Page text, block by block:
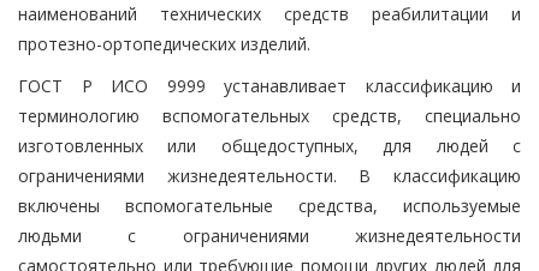
наименований технических средств реабилитации и
протезно-ортопедических изделий.
ГОСТ Р ИСО 9999 устанавливает классификацию и
терминологию вспомогательных средств, специально
изготовленных или общедоступных, для людей с
ограничениями жизнедеятельности. В классификацию
включены вспомогательные средства, используемые
людьми с ограничениями жизнедеятельности
самостоятельно или требующие помощи других людей для